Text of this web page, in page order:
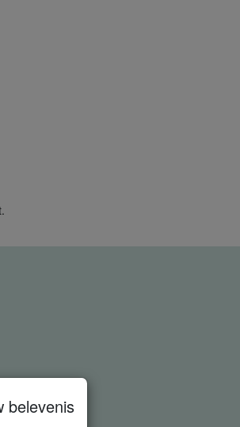
belevenis